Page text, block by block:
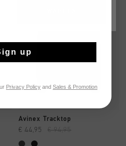
Avinex Tracktop
€ 44,95 € 94,95
up
Privacy Policy and Sales & Promotion